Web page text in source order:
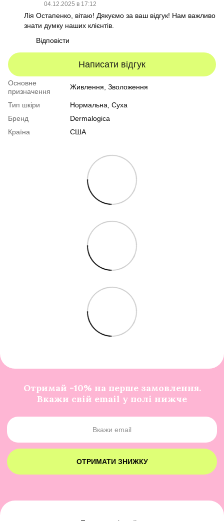
04.12.2025 в 17:12
Лія Остапенко, вітаю! Дякуємо за ваш відгук! Нам важливо
знати думку наших клієнтів.
Відповісти
Написати відгук
Основне
призначення
Живлення, Зволоження
Тип шкіри Нормальна, Суха
Бренд
Dermalogica
Країна
США
Отримай -10% на перше замовлення.
Вкажи свій email у полі нижче
ОТРИМАТИ ЗНИЖКУ